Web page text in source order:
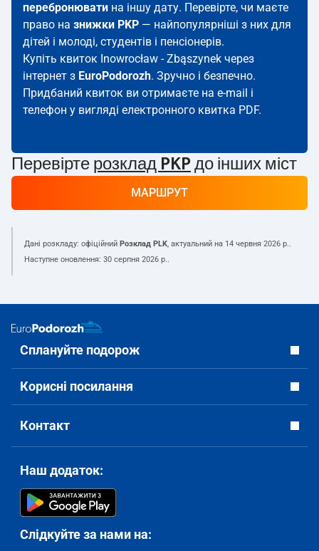
перебронювати на іншу дату. Перевірте, чи маєте
право на знижки PKP — найпопулярніші з них для
дітей і молоді, студентів і пенсіонерів.
Купіть квиток Inowrocław - Zbąszynek через
інтернет з EuroPodorozh. Зручно і безпечно.
Придбаний квиток ви отримаєте на e-mail і
телефон у вигляді електронного квитка PDF.
Перевірте розклад PKP до інших міст
МАРШРУТ
Дані розкладу: офіційний Розклад PLK, актуальний на 14 червня 2026 р..
Наступне оновлення: 30 серпня 2026 р..
Сплануйте подорож
Корисні посилання
Контакт
Наш додаток:
Слідкуйте за нами на: